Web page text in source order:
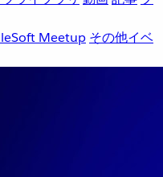
Meetup その他イベ